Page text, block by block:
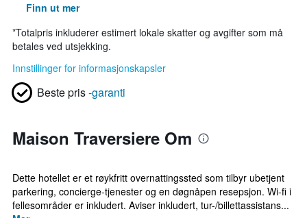
Finn ut mer
*Totalpris inkluderer estimert lokale skatter og avgifter som må
betales ved utsjekking.
Innstillinger for informasjonskapsler
Beste pris-garanti
Maison Traversiere Om
Dette hotellet er et røykfritt overnattingssted som tilbyr ubetjent
parkering, concierge-tjenester og en døgnåpen resepsjon. Wi-fi i
fellesområder er inkludert. Aviser inkludert, tur-/billettassistans...